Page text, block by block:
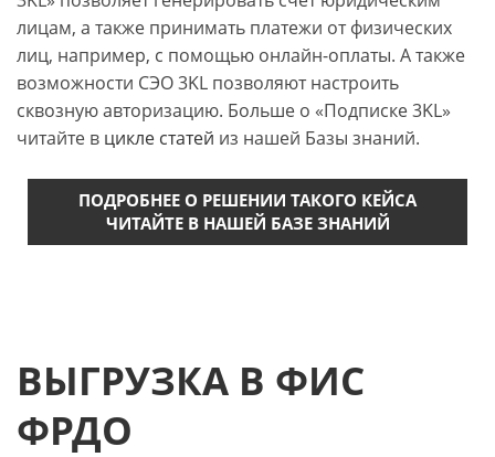
лицам, а также принимать платежи от физических
лиц, например, с помощью онлайн-оплаты. А также
возможности СЭО 3KL позволяют настроить
сквозную авторизацию. Больше о «Подписке 3KL»
читайте в цикле статей из нашей Базы знаний.
ПОДРОБНЕЕ О РЕШЕНИИ ТАКОГО КЕЙСА
ЧИТАЙТЕ В НАШЕЙ БАЗЕ ЗНАНИЙ
ВЫГРУЗКА В ФИС
ФРДО